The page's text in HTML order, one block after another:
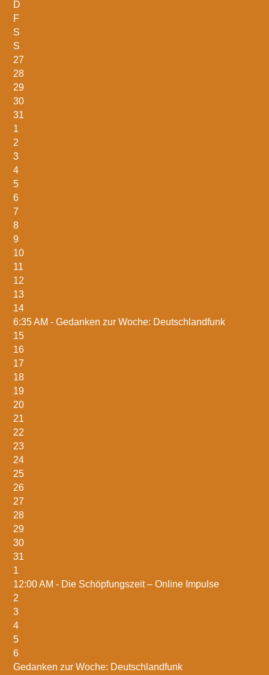
D
F
S
S
27
28
29
30
31
1
2
3
4
5
6
7
8
9
10
11
12
13
14
6:35 AM -Gedanken zur Woche: Deutschlandfunk
15
16
17
18
19
20
21
22
23
24
25
26
27
28
29
30
31
1
12:00 AM - Die Schöpfungszeit – Online Impulse
2
3
4
5
6
Gedanken zur Woche: Deutschlandfunk